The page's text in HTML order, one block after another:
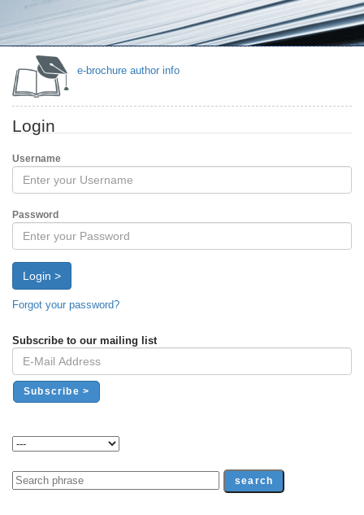
e-brochure author info
Login
Username
Password
Login >
Forgot your password?
Subscribe to our mailing list